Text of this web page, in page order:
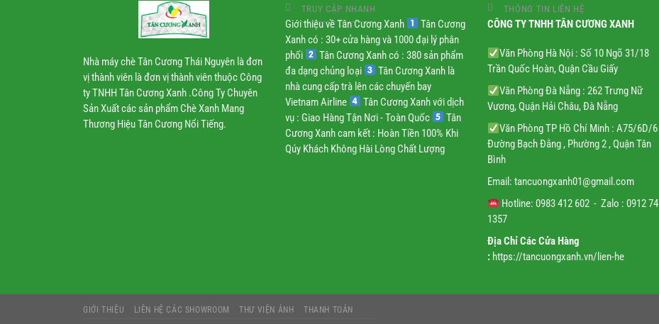
Nhà máy chè Tân Cương Thái Nguyên là đơn
vị thành viên là đơn vị thành viên thuộc Công
ty TNHH Tân Cương Xanh .Công Ty Chuyên
Sản Xuất các sản phẩm Chè Xanh Mang
Thương Hiệu Tân Cương Nổi Tiếng.
TRUY CẬP NHANH
Giới thiệu về Tân Cương Xanh
Tân Cương
Xanh có : 30+ cửa hàng và 1000 đại lý phân
phối
Tân Cương Xanh có : 380 sản phẩm
đa dạng chủng loại
Tân Cương Xanh là
nhà cung cấp trà lên các chuyến bay
Vietnam Airline
Tân Cương Xanh với dịch
vụ : Giao Hàng Tận Nơi - Toàn Quốc
Tân
Cương Xanh cam kết : Hoàn Tiền 100% Khi
Qúy Khách Không Hài Lòng Chất Lượng
THÔNG TIN LIÊN HỆ
CÔNG TY TNHH TÂN CƯƠNG XANH
Văn Phòng Hà Nội : Số 10 Ngõ 31/18
Trần Quốc Hoàn, Quận Cầu Giấy
Văn Phòng Đà Nẵng : 262 Trưng Nữ
Vương, Quận Hải Châu, Đà Nẵng
Văn Phòng TP Hồ Chí Minh : A75/6D/6
Đường Bạch Đằng , Phường 2 , Quận Tân
Bình
Email: tancuongxanh01@gmail.com
Hotline: 0983 412 602 - Zalo : 0912 74
1357
Địa Chỉ Các Cửa Hàng
: https://tancuongxanh.vn/lien-he
GIỚI THIỆU LIÊN HỆ CÁC SHOWROOM THƯ VIỆN ẢNH THANH TOÁN